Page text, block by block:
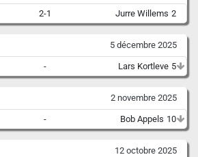
2-1 Jurre Willems 2
5 décembre 2025
- Lars Kortleve 5
2 novembre 2025
- Bob Appels 10
12 octobre 2025